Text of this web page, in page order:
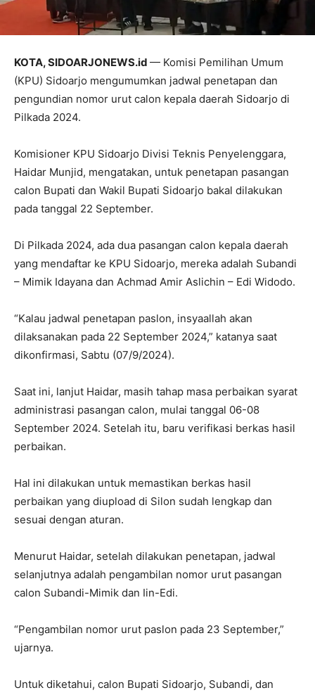
KOTA, SIDOARJONEWS.id — Komisi Pemilihan Umum
(KPU) Sidoarjo mengumumkan jadwal penetapan dan
pengundian nomor urut calon kepala daerah Sidoarjo di
Pilkada 2024.
Komisioner KPU Sidoarjo Divisi Teknis Penyelenggara,
Haidar Munjid, mengatakan, untuk penetapan pasangan
calon Bupati dan Wakil Bupati Sidoarjo bakal dilakukan
pada tanggal 22 September.
Di Pilkada 2024, ada dua pasangan calon kepala daerah
yang mendaftar ke KPU Sidoarjo, mereka adalah Subandi
– Mimik Idayana dan Achmad Amir Aslichin – Edi Widodo.
“Kalau jadwal penetapan paslon, insyaallah akan
dilaksanakan pada 22 September 2024,” katanya saat
dikonfirmasi, Sabtu (07/9/2024).
Saat ini, lanjut Haidar, masih tahap masa perbaikan syarat
administrasi pasangan calon, mulai tanggal 06-08
September 2024. Setelah itu, baru verifikasi berkas hasil
perbaikan.
Hal ini dilakukan untuk memastikan berkas hasil
perbaikan yang diupload di Silon sudah lengkap dan
sesuai dengan aturan.
Menurut Haidar, setelah dilakukan penetapan, jadwal
selanjutnya adalah pengambilan nomor urut pasangan
calon Subandi-Mimik dan Iin-Edi.
“Pengambilan nomor urut paslon pada 23 September,”
ujarnya.
Untuk diketahui, calon Bupati Sidoarjo, Subandi, dan